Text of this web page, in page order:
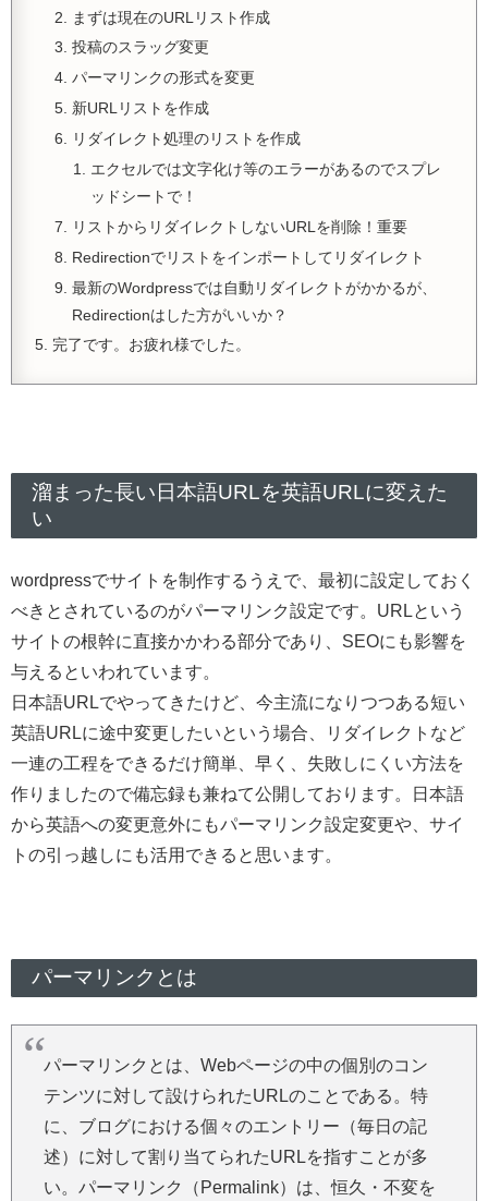
まずは現在のURLリスト作成
投稿のスラッグ変更
パーマリンクの形式を変更
新URLリストを作成
リダイレクト処理のリストを作成
エクセルでは文字化け等のエラーがあるのでスプレ
ッドシートで！
リストからリダイレクトしないURLを削除！重要
Redirectionでリストをインポートしてリダイレクト
最新のWordpressでは自動リダイレクトがかかるが、
Redirectionはした方がいいか？
完了です。お疲れ様でした。
溜まった長い日本語URLを英語URLに変えた
い
wordpressでサイトを制作するうえで、最初に設定しておく
べきとされているのがパーマリンク設定です。URLという
サイトの根幹に直接かかわる部分であり、SEOにも影響を
与えるといわれています。
日本語URLでやってきたけど、今主流になりつつある短い
英語URLに途中変更したいという場合、リダイレクトなど
一連の工程をできるだけ簡単、早く、失敗しにくい方法を
作りましたので備忘録も兼ねて公開しております。日本語
から英語への変更意外にもパーマリンク設定変更や、サイ
トの引っ越しにも活用できると思います。
パーマリンクとは
パーマリンクとは、Webページの中の個別のコン
テンツに対して設けられたURLのことである。特
に、ブログにおける個々のエントリー（毎日の記
述）に対して割り当てられたURLを指すことが多
い。パーマリンク（Permalink）は、恒久・不変を